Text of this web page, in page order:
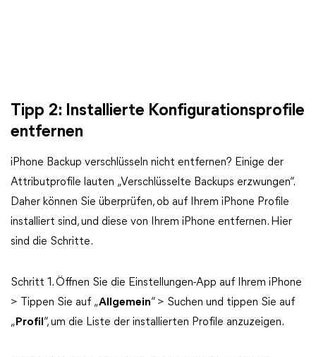
Tipp 2: Installierte Konfigurationsprofile
entfernen
iPhone Backup verschlüsseln nicht entfernen? Einige der
Attributprofile lauten „Verschlüsselte Backups erzwungen“.
Daher können Sie überprüfen, ob auf Ihrem iPhone Profile
installiert sind, und diese von Ihrem iPhone entfernen. Hier
sind die Schritte.
Schritt 1. Öffnen Sie die Einstellungen-App auf Ihrem iPhone
> Tippen Sie auf „Allgemein“ > Suchen und tippen Sie auf
„ Profil “, um die Liste der installierten Profile anzuzeigen.